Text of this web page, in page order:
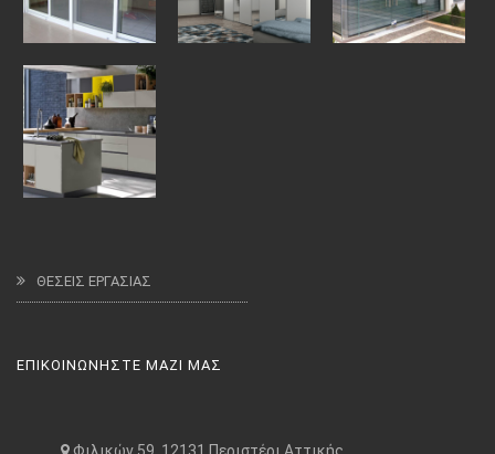
ΘΕΣΕΙΣ ΕΡΓΑΣΙΑΣ
ΕΠΙΚΟΙΝΩΝΗΣΤΕ ΜΑΖΙ ΜΑΣ
Φιλικών 59, 12131 Περιστέρι Αττικής